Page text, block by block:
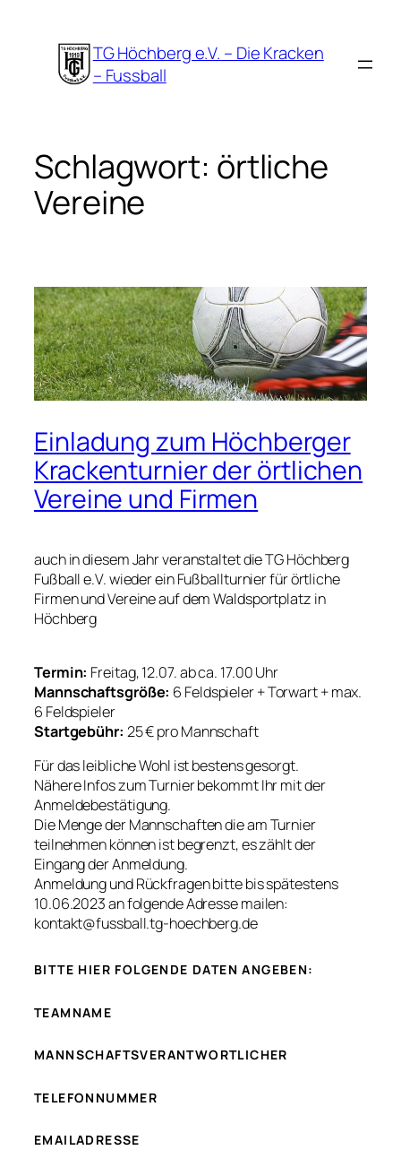
springen
TG Höchberg e.V. – Die Kracken
– Fussball
Schlagwort: örtliche
Vereine
Einladung zum Höchberger
Krackenturnier der örtlichen
Vereine und Firmen
auch in diesem Jahr veranstaltet die TG Höchberg
Fußball e.V. wieder ein Fußballturnier für örtliche
Firmen und Vereine auf dem Waldsportplatz in
Höchberg
Termin: Freitag, 12.07. ab ca. 17.00 Uhr
Mannschaftsgröße: 6 Feldspieler + Torwart + max.
6 Feldspieler
Startgebühr: 25 € pro Mannschaft
Für das leibliche Wohl ist bestens gesorgt.
Nähere Infos zum Turnier bekommt Ihr mit der
Anmeldebestätigung.
Die Menge der Mannschaften die am Turnier
teilnehmen können ist begrenzt, es zählt der
Eingang der Anmeldung.
Anmeldung und Rückfragen bitte bis spätestens
10.06.2023 an folgende Adresse mailen:
kontakt@fussball.tg-hoechberg.de
BITTE HIER FOLGENDE DATEN ANGEBEN:
TEAMNAME
MANNSCHAFTSVERANTWORTLICHER
TELEFONNUMMER
EMAILADRESSE